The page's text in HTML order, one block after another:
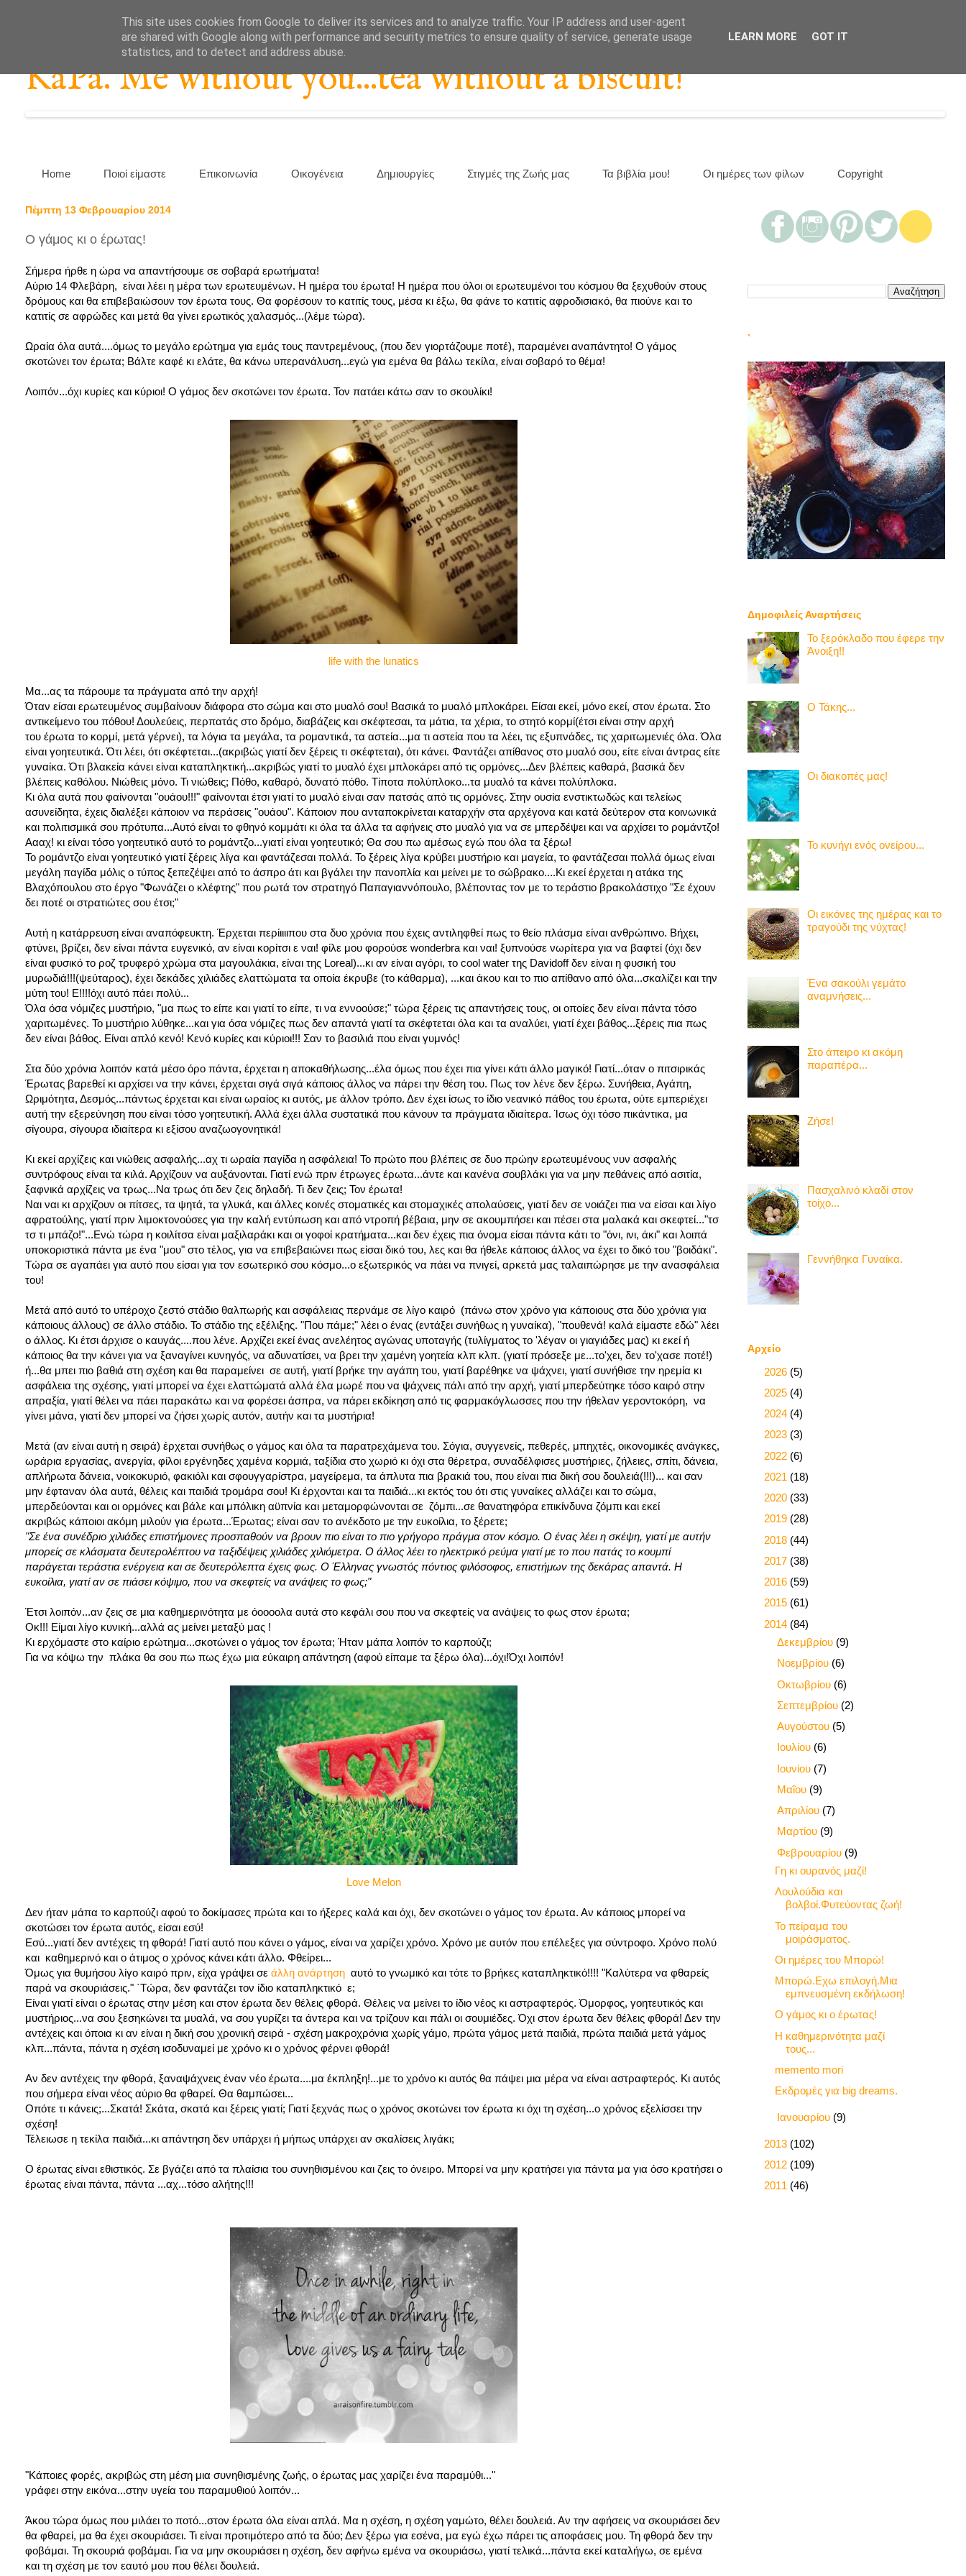
KaPa. Me without you...tea without a biscuit!
Home Ποιοί είμαστε Επικοινωνία Οικογένεια Δημιουργίες Στιγμές της Ζωής μας Τα βιβλία μου! Οι ημέρες των φίλων Copyright
Πέμπτη 13 Φεβρουαρίου 2014
Ο γάμος κι ο έρωτας!
Σήμερα ήρθε η ώρα να απαντήσουμε σε σοβαρά ερωτήματα!
Αύριο 14 Φλεβάρη, είναι λέει η μέρα των ερωτευμένων. Η ημέρα του έρωτα! Η ημέρα που όλοι οι ερωτευμένοι του κόσμου θα ξεχυθούν στους
δρόμους και θα επιβεβαιώσουν τον έρωτα τους. Θα φορέσουν το κατιτίς τους, μέσα κι έξω, θα φάνε το κατιτίς αφροδισιακό, θα πιούνε και το
κατιτίς σε αφρώδες και μετά θα γίνει ερωτικός χαλασμός...(λέμε τώρα).
Ωραία όλα αυτά....όμως το μεγάλο ερώτημα για εμάς τους παντρεμένους, (που δεν γιορτάζουμε ποτέ), παραμένει αναπάντητο! Ο γάμος
σκοτώνει τον έρωτα; Βάλτε καφέ κι ελάτε, θα κάνω υπερανάλυση...εγώ για εμένα θα βάλω τεκίλα, είναι σοβαρό το θέμα!
Λοιπόν...όχι κυρίες και κύριοι! Ο γάμος δεν σκοτώνει τον έρωτα. Τον πατάει κάτω σαν το σκουλίκι!
life with the lunatics
Μα...ας τα πάρουμε τα πράγματα από την αρχή!
Όταν είσαι ερωτευμένος συμβαίνουν διάφορα στο σώμα και στο μυαλό σου! Βασικά το μυαλό μπλοκάρει. Είσαι εκεί, μόνο εκεί, στον έρωτα. Στο
αντικείμενο του πόθου! Δουλεύεις, περπατάς στο δρόμο, διαβάζεις και σκέφτεσαι, τα μάτια, τα χέρια, το στητό κορμί(έτσι είναι στην αρχή
του έρωτα το κορμί, μετά γέρνει), τα λόγια τα μεγάλα, τα ρομαντικά, τα αστεία...μα τι αστεία που τα λέει, τις εξυπνάδες, τις χαριτωμενιές όλα. Όλα
είναι γοητευτικά. Ότι λέει, ότι σκέφτεται...(ακριβώς γιατί δεν ξέρεις τι σκέφτεται), ότι κάνει. Φαντάζει απίθανος στο μυαλό σου, είτε είναι άντρας είτε
γυναίκα. Ότι βλακεία κάνει είναι καταπληκτική...ακριβώς γιατί το μυαλό έχει μπλοκάρει από τις ορμόνες...Δεν βλέπεις καθαρά, βασικά δεν
βλέπεις καθόλου. Νιώθεις μόνο. Τι νιώθεις; Πόθο, καθαρό, δυνατό πόθο. Τίποτα πολύπλοκο...τα μυαλό τα κάνει πολύπλοκα.
Κι όλα αυτά που φαίνονται "ουάου!!!" φαίνονται έτσι γιατί το μυαλό είναι σαν πατσάς από τις ορμόνες. Στην ουσία ενστικτωδώς και τελείως
ασυνείδητα, έχεις διαλέξει κάποιον να περάσεις "ουάου". Κάποιον που ανταποκρίνεται καταρχήν στα αρχέγονα και κατά δεύτερον στα κοινωνικά
και πολιτισμικά σου πρότυπα...Αυτό είναι το φθηνό κομμάτι κι όλα τα άλλα τα αφήνεις στο μυαλό για να σε μπερδέψει και να αρχίσει το ρομάντζο!
Αααχ! κι είναι τόσο γοητευτικό αυτό το ρομάντζο...γιατί είναι γοητευτικό; Θα σου πω αμέσως εγώ που όλα τα ξέρω!
Το ρομάντζο είναι γοητευτικό γιατί ξέρεις λίγα και φαντάζεσαι πολλά. Το ξέρεις λίγα κρύβει μυστήριο και μαγεία, το φαντάζεσαι πολλά όμως είναι
μεγάλη παγίδα μόλις ο τύπος ξεπεζέψει από το άσπρο άτι και βγάλει την πανοπλία και μείνει με το σώβρακο....Κι εκεί έρχεται η ατάκα της
Βλαχόπουλου στο έργο "Φωνάζει ο κλέφτης" που ρωτά τον στρατηγό Παπαγιαννόπουλο, βλέποντας τον με το τεράστιο βρακολάστιχο "Σε έχουν
δει ποτέ οι στρατιώτες σου έτσι;"
Αυτή η κατάρρευση είναι αναπόφευκτη. Έρχεται περίιιιιπου στα δυο χρόνια που έχεις αντιληφθεί πως το θείο πλάσμα είναι ανθρώπινο. Βήχει,
φτύνει, βρίζει, δεν είναι πάντα ευγενικό, αν είναι κορίτσι ε ναι! φίλε μου φορούσε wonderbra και ναι! ξυπνούσε νωρίτερα για να βαφτεί (όχι δεν
είναι φυσικό το ροζ τρυφερό χρώμα στα μαγουλάκια, είναι της Loreal)...κι αν είναι αγόρι, το cool water της Davidoff δεν είναι η φυσική του
μυρωδιά!!!(ψεύταρος), έχει δεκάδες χιλιάδες ελαττώματα τα οποία έκρυβε (το κάθαρμα), ...και άκου και το πιο απίθανο από όλα...σκαλίζει και την
μύτη του! Ε!!!!όχι αυτό πάει πολύ...
Όλα όσα νόμιζες μυστήριο, "μα πως το είπε και γιατί το είπε, τι να εννοούσε;" τώρα ξέρεις τις απαντήσεις τους, οι οποίες δεν είναι πάντα τόσο
χαριτωμένες. Το μυστήριο λύθηκε...και για όσα νόμιζες πως δεν απαντά γιατί τα σκέφτεται όλα και τα αναλύει, γιατί έχει βάθος...ξέρεις πια πως
δεν είναι βάθος. Είναι απλό κενό! Κενό κυρίες και κύριοι!!! Σαν το βασιλιά που είναι γυμνός!
Στα δύο χρόνια λοιπόν κατά μέσο όρο πάντα, έρχεται η αποκαθήλωσης...έλα όμως που έχει πια γίνει κάτι άλλο μαγικό! Γιατί...όταν ο πιτσιρικάς
Έρωτας βαρεθεί κι αρχίσει να την κάνει, έρχεται σιγά σιγά κάποιος άλλος να πάρει την θέση του. Πως τον λένε δεν ξέρω. Συνήθεια, Αγάπη,
Ωριμότητα, Δεσμός...πάντως έρχεται και είναι ωραίος κι αυτός, με άλλον τρόπο. Δεν έχει ίσως το ίδιο νεανικό πάθος του έρωτα, ούτε εμπεριέχει
αυτή την εξερεύνηση που είναι τόσο γοητευτική. Αλλά έχει άλλα συστατικά που κάνουν τα πράγματα ιδιαίτερα. Ίσως όχι τόσο πικάντικα, μα
σίγουρα, σίγουρα ιδιαίτερα κι εξίσου αναζωογονητικά!
Κι εκεί αρχίζεις και νιώθεις ασφαλής...αχ τι ωραία παγίδα η ασφάλεια! Το πρώτο που βλέπεις σε δυο πρώην ερωτευμένους νυν ασφαλής
συντρόφους είναι τα κιλά. Αρχίζουν να αυξάνονται. Γιατί ενώ πριν έτρωγες έρωτα...άντε και κανένα σουβλάκι για να μην πεθάνεις από ασιτία,
ξαφνικά αρχίζεις να τρως...Να τρως ότι δεν ζεις δηλαδή. Τι δεν ζεις; Τον έρωτα!
Ναι ναι κι αρχίζουν οι πίτσες, τα ψητά, τα γλυκά, και άλλες κοινές στοματικές και στομαχικές απολαύσεις, γιατί δεν σε νοιάζει πια να είσαι και λίγο
αφρατούλης, γιατί πριν λιμοκτονούσες για την καλή εντύπωση και από ντροπή βέβαια, μην σε ακουμπήσει και πέσει στα μαλακά και σκεφτεί..."τσ
τσ τι μπάζο!"...Ενώ τώρα η κοιλίτσα είναι μαξιλαράκι και οι γοφοί κρατήματα...και δεν έχεις πια όνομα είσαι πάντα κάτι το "όνι, ινι, άκι" και λοιπά
υποκοριστικά πάντα με ένα "μου" στο τέλος, για να επιβεβαιώνει πως είσαι δικό του, λες και θα ήθελε κάποιος άλλος να έχει το δικό του "βοιδάκι".
Τώρα σε αγαπάει για αυτό που είσαι για τον εσωτερικό σου κόσμο...ο εξωτερικός να πάει να πνιγεί, αρκετά μας ταλαιπώρησε με την ανασφάλεια
του!
Μετά από αυτό το υπέροχο ζεστό στάδιο θαλπωρής και ασφάλειας περνάμε σε λίγο καιρό (πάνω στον χρόνο για κάποιους στα δύο χρόνια για
κάποιους άλλους) σε άλλο στάδιο. Το στάδιο της εξέλιξης. "Που πάμε;" λέει ο ένας (εντάξει συνήθως η γυναίκα), "πουθενά! καλά είμαστε εδώ" λέει
ο άλλος. Κι έτσι άρχισε ο καυγάς....που λένε. Αρχίζει εκεί ένας ανελέητος αγώνας υποταγής (τυλίγματος το 'λέγαν οι γιαγιάδες μας) κι εκεί ή
κάποιος θα την κάνει για να ξαναγίνει κυνηγός, να αδυνατίσει, να βρει την χαμένη γοητεία κλπ κλπ. (γιατί πρόσεξε με...το'χει, δεν το'χασε ποτέ!)
ή...θα μπει πιο βαθιά στη σχέση και θα παραμείνει σε αυτή, γιατί βρήκε την αγάπη του, γιατί βαρέθηκε να ψάχνει, γιατί συνήθισε την ηρεμία κι
ασφάλεια της σχέσης, γιατί μπορεί να έχει ελαττώματά αλλά έλα μωρέ που να ψάχνεις πάλι από την αρχή, γιατί μπερδεύτηκε τόσο καιρό στην
απραξία, γιατί θέλει να πάει παρακάτω και να φορέσει άσπρα, να πάρει εκδίκηση από τις φαρμακόγλωσσες που την ήθελαν γεροντοκόρη, να
γίνει μάνα, γιατί δεν μπορεί να ζήσει χωρίς αυτόν, αυτήν και τα μυστήρια!
Μετά (αν είναι αυτή η σειρά) έρχεται συνήθως ο γάμος και όλα τα παρατρεχάμενα του. Σόγια, συγγενείς, πεθερές, μπηχτές, οικονομικές ανάγκες,
ωράρια εργασίας, ανεργία, φίλοι εργένηδες χαμένα κορμιά, ταξίδια στο χωριό κι όχι στα θέρετρα, συναδέλφισες μυστήριες, ζήλειες, σπίτι, δάνεια,
απλήρωτα δάνεια, νοικοκυριό, φακιόλι και σφουγγαρίστρα, μαγείρεμα, τα άπλυτα πια βρακιά του, που είναι πια δική σου δουλειά(!!!)... και σαν
μην έφταναν όλα αυτά, θέλεις και παιδιά τρομάρα σου! Κι έρχονται και τα παιδιά...κι εκτός του ότι στις γυναίκες αλλάζει και το σώμα,
μπερδεύονται και οι ορμόνες και βάλε και μπόλικη αϋπνία και μεταμορφώνονται σε ζόμπι...σε θανατηφόρα επικίνδυνα ζόμπι και εκεί
ακριβώς κάποιοι ακόμη μιλούν για έρωτα...Έρωτας; είναι σαν το ανέκδοτο με την ευκοίλια, το ξέρετε;
"Σε ένα συνέδριο χιλιάδες επιστήμονες προσπαθούν να βρουν πιο είναι το πιο γρήγορο πράγμα στον κόσμο. Ο ένας λέει η σκέψη, γιατί με αυτήν
μπορείς σε κλάσματα δευτερολέπτου να ταξιδέψεις χιλιάδες χιλιόμετρα. Ο άλλος λέει το ηλεκτρικό ρεύμα γιατί με το που πατάς το κουμπί
παράγεται τεράστια ενέργεια και σε δευτερόλεπτα έχεις φως. Ο Έλληνας γνωστός πόντιος φιλόσοφος, επιστήμων της δεκάρας απαντά. Η
ευκοίλια, γιατί αν σε πιάσει κόψιμο, που να σκεφτείς να ανάψεις το φως;"
Έτσι λοιπόν...αν ζεις σε μια καθημερινότητα με όοοοολα αυτά στο κεφάλι σου που να σκεφτείς να ανάψεις το φως στον έρωτα;
Οκ!!! Είμαι λίγο κυνική...αλλά ας μείνει μεταξύ μας !
Κι ερχόμαστε στο καίριο ερώτημα...σκοτώνει ο γάμος τον έρωτα; Ήταν μάπα λοιπόν το καρπούζι;
Για να κόψω την πλάκα θα σου πω πως έχω μια εύκαιρη απάντηση (αφού είπαμε τα ξέρω όλα)...όχι!Όχι λοιπόν!
Love Melon
Δεν ήταν μάπα το καρπούζι αφού το δοκίμασες πρώτα και το ήξερες καλά και όχι, δεν σκοτώνει ο γάμος τον έρωτα. Αν κάποιος μπορεί να
σκοτώσει τον έρωτα αυτός, είσαι εσύ!
Εσύ...γιατί δεν αντέχεις τη φθορά! Γιατί αυτό που κάνει ο γάμος, είναι να χαρίζει χρόνο. Χρόνο με αυτόν που επέλεξες για σύντροφο. Χρόνο πολύ
και καθημερινό και ο άτιμος ο χρόνος κάνει κάτι άλλο. Φθείρει...
Όμως για θυμήσου λίγο καιρό πριν, είχα γράψει σε άλλη ανάρτηση αυτό το γνωμικό και τότε το βρήκες καταπληκτικό!!!! "Καλύτερα να φθαρείς
παρά να σκουριάσεις." ΄Τώρα, δεν φαντάζει τον ίδιο καταπληκτικό ε;
Είναι γιατί είναι ο έρωτας στην μέση και στον έρωτα δεν θέλεις φθορά. Θέλεις να μείνει το ίδιο νέος κι αστραφτερός. Όμορφος, γοητευτικός και
μυστήριος...να σου ξεσηκώνει τα μυαλά, να σου γυρίζει τα άντερα και να τρίζουν και πάλι οι σουμιέδες. Όχι στον έρωτα δεν θέλεις φθορά! Δεν την
αντέχεις και όποια κι αν είναι η δική σου χρονική σειρά - σχέση μακροχρόνια χωρίς γάμο, πρώτα γάμος μετά παιδιά, πρώτα παιδιά μετά γάμος
κλπ...πάντα, πάντα η σχέση ισοδυναμεί με χρόνο κι ο χρόνος φέρνει φθορά!
Αν δεν αντέχεις την φθορά, ξαναψάχνεις έναν νέο έρωτα....μα έκπληξη!...με το χρόνο κι αυτός θα πάψει μια μέρα να είναι αστραφτερός. Κι αυτός
που σήμερα είναι νέος αύριο θα φθαρεί. Θα θαμπώσει...
Οπότε τι κάνεις;...Σκατά! Σκάτα, σκατά και ξέρεις γιατί; Γιατί ξεχνάς πως ο χρόνος σκοτώνει τον έρωτα κι όχι τη σχέση...ο χρόνος εξελίσσει την
σχέση!
Τέλειωσε η τεκίλα παιδιά...κι απάντηση δεν υπάρχει ή μήπως υπάρχει αν σκαλίσεις λιγάκι;
Ο έρωτας είναι εθιστικός. Σε βγάζει από τα πλαίσια του συνηθισμένου και ζεις το όνειρο. Μπορεί να μην κρατήσει για πάντα μα για όσο κρατήσει ο
έρωτας είναι πάντα, πάντα ...αχ...τόσο αλήτης!!!
"Κάποιες φορές, ακριβώς στη μέση μια συνηθισμένης ζωής, ο έρωτας μας χαρίζει ένα παραμύθι..."
γράφει στην εικόνα...στην υγεία του παραμυθιού λοιπόν...
Άκου τώρα όμως που μιλάει το ποτό...στον έρωτα όλα είναι απλά. Μα η σχέση, η σχέση γαμώτο, θέλει δουλειά. Αν την αφήσεις να σκουριάσει δεν
θα φθαρεί, μα θα έχει σκουριάσει. Τι είναι προτιμότερο από τα δύο; Δεν ξέρω για εσένα, μα εγώ έχω πάρει τις αποφάσεις μου. Τη φθορά δεν την
φοβάμαι. Τη σκουριά φοβάμαι. Για να μην σκουριάσει η σχέση, δεν αφήνω εμένα να σκουριάσω, γιατί τελικά...πάντα εκεί καταλήγω, σε εμένα
και τη σχέση με τον εαυτό μου που θέλει δουλειά.
`
Δημοφιλείς Αναρτήσεις
Το ξερόκλαδο που έφερε την
Άνοιξη!!
Ο Τάκης...
Οι διακοπές μας!
Το κυνήγι ενός ονείρου...
Οι εικόνες της ημέρας και το
τραγούδι της νύχτας!
Ένα σακούλι γεμάτο
αναμνήσεις...
Στο άπειρο κι ακόμη
παραπέρα...
Ζήσε!
Πασχαλινό κλαδί στον
τοίχο...
Γεννήθηκα Γυναίκα.
Αρχείο
2026 (5)
2025 (4)
2024 (4)
2023 (3)
2022 (6)
2021 (18)
2020 (33)
2019 (28)
2018 (44)
2017 (38)
2016 (59)
2015 (61)
2014 (84)
Δεκεμβρίου (9)
Νοεμβρίου (6)
Οκτωβρίου (6)
Σεπτεμβρίου (2)
Αυγούστου (5)
Ιουλίου (6)
Ιουνίου (7)
Μαΐου (9)
Απριλίου (7)
Μαρτίου (9)
Φεβρουαρίου (9)
Γη κι ουρανός μαζί!
Λουλούδια και
βολβοί.Φυτεύοντας ζωή!
Το πείραμα του
μοιράσματος.
Οι ημέρες του Μπορώ!
Μπορώ.Εχω επιλογή.Μια
εμπνευσμένη εκδήλωση!
Ο γάμος κι ο έρωτας!
Η καθημερινότητα μαζί
τους...
memento mori
Εκδρομές για big dreams.
Ιανουαρίου (9)
2013 (102)
2012 (109)
2011 (46)
This site uses cookies from Google to deliver its services and to analyze traffic. Your IP address and user-agent
are shared with Google along with performance and security metrics to ensure quality of service, generate usage
statistics, and to detect and address abuse.
LEARN MORE GOT IT